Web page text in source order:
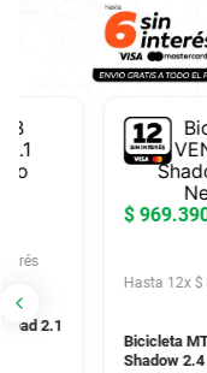
2.1
969.390
Hasta12x $ 80 .
Bicicleta MTB
Shadow 2.4